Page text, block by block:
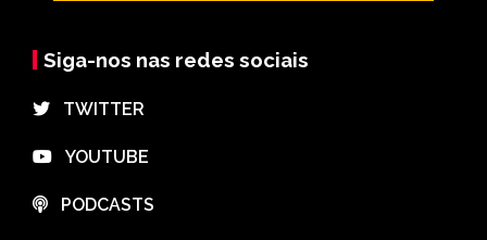
Siga-nos nas redes sociais
⠀TWITTER
⠀YOUTUBE
⠀PODCASTS